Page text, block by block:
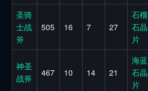
圣骑
士战
斧
505 16 7 27
石榴
石晶
片
神圣
战斧
467 10 14 21
海蓝
石晶
片